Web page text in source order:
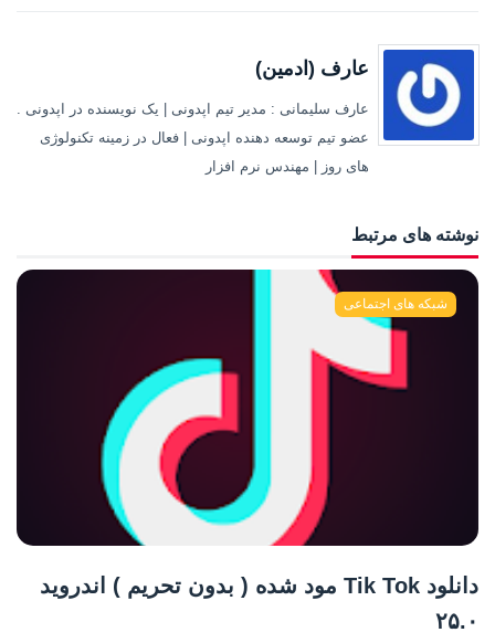
عارف (ادمین)
عارف سلیمانی : مدیر تیم اپدونی | یک نویسنده در اپدونی .
عضو تیم توسعه دهنده اپدونی | فعال در زمینه تکنولوژی
های روز | مهندس نرم افزار
نوشته های مرتبط
شبکه های اجتماعی
دانلود Tik Tok مود شده ( بدون تحریم ) اندروید
۲۵.۰